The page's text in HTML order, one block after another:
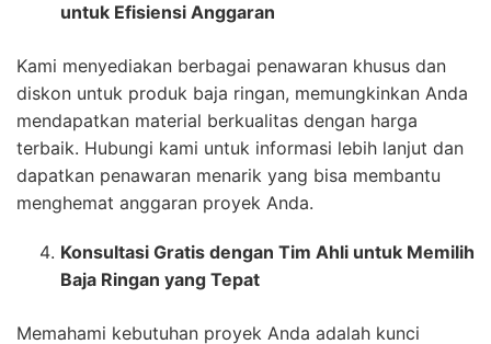
untuk Efisiensi Anggaran
Kami menyediakan berbagai penawaran khusus dan
diskon untuk produk baja ringan, memungkinkan Anda
mendapatkan material berkualitas dengan harga
terbaik. Hubungi kami untuk informasi lebih lanjut dan
dapatkan penawaran menarik yang bisa membantu
menghemat anggaran proyek Anda.
Konsultasi Gratis dengan Tim Ahli untuk Memilih
Baja Ringan yang Tepat
Memahami kebutuhan proyek Anda adalah kunci